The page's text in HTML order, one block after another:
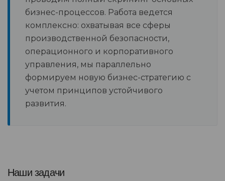
бизнес-процессов. Работа ведется
комплексно: охватывая все сферы
производственной безопасности,
операционного и корпоративного
управления, мы параллельно
формируем новую бизнес-стратегию с
учетом принципов устойчивого
развития.
Наши задачи